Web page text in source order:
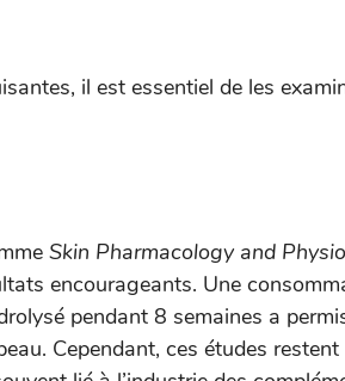
il est essentiel de les
Skin Pharmacology and
encourageants. Une
pendant 8 semaines a
Cependant, ces études